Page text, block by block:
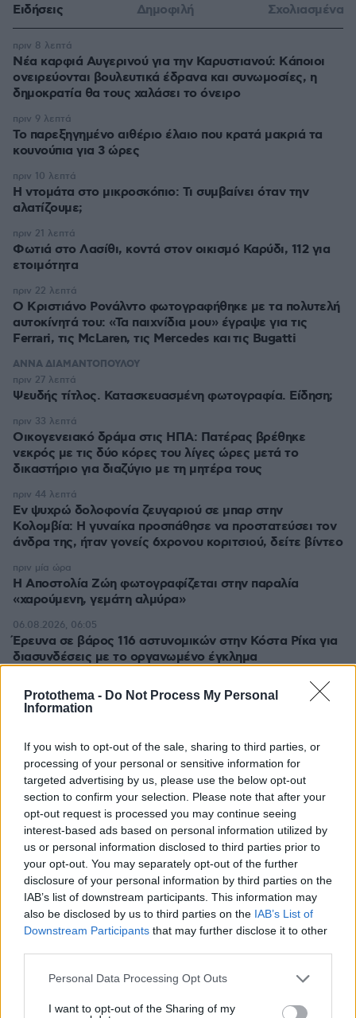
Protothema - Do Not Process My Personal
Information
If you wish to opt-out of the sale, sharing to third parties, or
processing of your personal or sensitive information for
targeted advertising by us, please use the below opt-out
section to confirm your selection. Please note that after your
opt-out request is processed you may continue seeing
interest-based ads based on personal information utilized by
us or personal information disclosed to third parties prior to
your opt-out. You may separately opt-out of the further
disclosure of your personal information by third parties on the
IAB’s list of downstream participants. This information may
also be disclosed by us to third parties on the IAB’s List of
Downstream Participants that may further disclose it to other
Please note that this website/app uses one or more Google
not limited to your visit or usage behaviour. You may click to
Personal Data Processing Opt Outs
I want to opt-out of the Sharing of my
Ειδήσεις Δημοφιλή Σχολιασμένα
Νέα καρφιά Αυγερινού για την Καρυστιανού: Kάποιοι
ονειρεύονται βουλευτικά έδρανα και συνωμοσίες, η
δημοκρατία θα τους χαλάσει το όνειρο
πριν 8 λεπτά
Το παρεξηγημένο αιθέριο έλαιο που κρατά μακριά τα
κουνούπια για 3 ώρες
πριν 9 λεπτά
Η ντομάτα στο μικροσκόπιο: Τι συμβαίνει όταν την
αλατίζουμε;
πριν 10 λεπτά
Φωτιά στο Λασίθι, κοντά στον οικισμό Καρύδι, 112 για
ετοιμότητα
πριν 21 λεπτά
Ο Κριστιάνο Ρονάλντο φωτογραφήθηκε με τα πολυτελή
αυτοκίνητά του: «Τα παιχνίδια μου» έγραψε για τις
Ferrari, τις McLaren, τις Mercedes και τις Bugatti
πριν 22 λεπτά
ΑΝΝΑ ΔΙΑΜΑΝΤΟΠΟΥΛΟΥ
Ψευδής τίτλος. Κατασκευασμένη φωτογραφία. Είδηση;
πριν 27 λεπτά
Οικογενειακό δράμα στις ΗΠΑ: Πατέρας βρέθηκε
νεκρός με τις δύο κόρες του λίγες ώρες μετά το
δικαστήριο για διαζύγιο με τη μητέρα τους
πριν 33 λεπτά
Εν ψυχρώ δολοφονία ζευγαριού σε μπαρ στην
Κολομβία: Η γυναίκα προσπάθησε να προστατεύσει τον
άνδρα της, ήταν γονείς 6χρονου κοριτσιού, δείτε βίντεο
πριν 44 λεπτά
H Αποστολία Ζώη φωτογραφίζεται στην παραλία
«χαρούμενη, γεμάτη αλμύρα»
πριν μία ώρα
Έρευνα σε βάρος 116 αστυνομικών στην Κόστα Ρίκα για
διασυνδέσεις με το οργανωμένο έγκλημα
06.08.2026, 06:05
ΔΕΙΤΕ ΟΛΕΣ ΤΙΣ ΕΙΔΗΣΕΙΣ
ΤΑ ΠΙΟ ΔΗΜΟΦΙΛΗ